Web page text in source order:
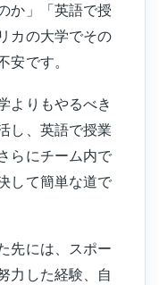
か」「英語で授
カの大学でその
です。
よりもやるべき
し、英語で授業
らにチーム内で
して簡単な道で
先には、スポー
力した経験、自